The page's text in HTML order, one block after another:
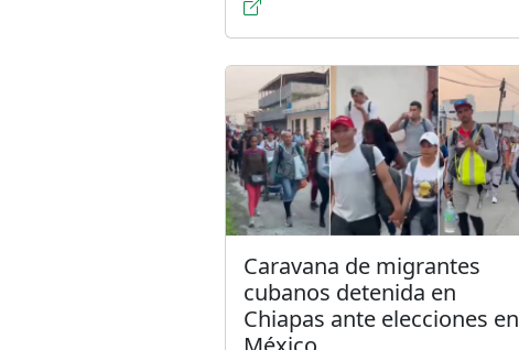
Caravana de migrantes
cubanos detenida en
Chiapas ante elecciones en